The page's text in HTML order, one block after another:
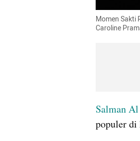
Momen Sakti
Caroline
Salman
populer di